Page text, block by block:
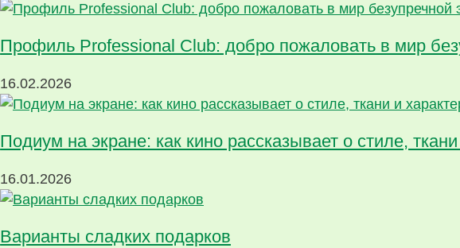
Профиль Professional Club: добро пожаловать в мир
16.02.2026
Подиум на экране: как кино рассказывает о стиле,
16.01.2026
Варианты сладких подарков